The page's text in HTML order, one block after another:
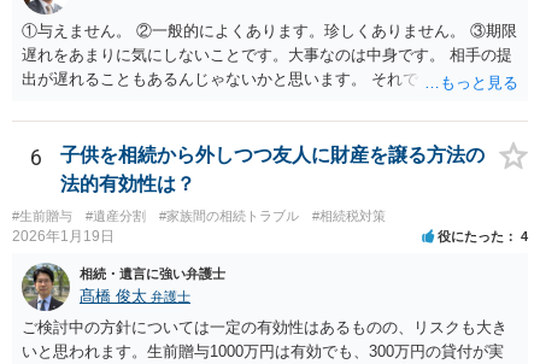
①与えません。 ②一般的によくあります。珍しくありません。 ③期限
遅れをあまりに気にしないことです。大事なのは中身です。 相手の提
出が遅れることもあるんじゃないかと思います。 それでもあなた有利
6
子供を相続から外しつつ友人に財産を譲る方法の
法的有効性は？
#生前贈与 #遺産分割 #家族間の相続トラブル #相続税対策
2026年1月19日 役にたった 4
相続・遺言に強い弁護士
髙橋 俊太 弁護士
ご検討中の方針については一定の有効性はあるものの、リスクも大き
いと思われます。生前贈与1000万円は有効でも、300万円の貸付が実